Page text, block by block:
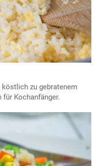
zu gebratenem
für Kochanfänger.